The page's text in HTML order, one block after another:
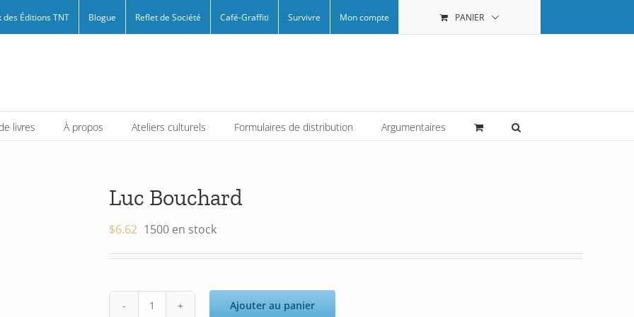
des Éditions TNT Blogue Reflet de Société Café-Graffiti Survivre Mon compte PANIER
livres À propos Ateliers culturels Formulaires de distribution Argumentaires
Luc Bouchard
$6.62 1500 en stock
Ajouter au panier